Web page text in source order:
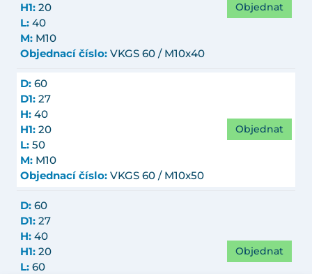
H1: 20
L: 40
M: M10
Objednací číslo: VKGS 60 / M10x40
Objednat
D: 60
D1: 27
H: 40
H1: 20
L: 50
M: M10
Objednací číslo: VKGS 60 / M10x50
Objednat
D: 60
D1: 27
H: 40
H1: 20
L: 60
Objednat